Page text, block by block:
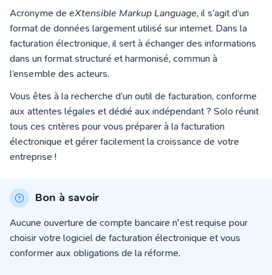
Acronyme de eXtensible Markup Language, il s’agit d’un
format de données largement utilisé sur internet. Dans la
facturation électronique, il sert à échanger des informations
dans un format structuré et harmonisé, commun à
l’ensemble des acteurs.
Vous êtes à la recherche d’un outil de facturation, conforme
aux attentes légales et dédié aux indépendant ? Solo réunit
tous ces critères pour vous préparer à la facturation
électronique et gérer facilement la croissance de votre
entreprise !
Bon à savoir
Aucune ouverture de compte bancaire n'est requise pour
choisir votre logiciel de facturation électronique et vous
conformer aux obligations de la réforme.